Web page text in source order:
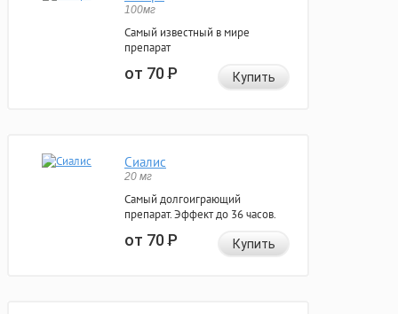
100мг
Самый известный в мире
препарат
от 70Р Купить
Сиалис
20 мг
Самый долгоиграющий
препарат. Эффект до 36 часов.
от 70Р Купить